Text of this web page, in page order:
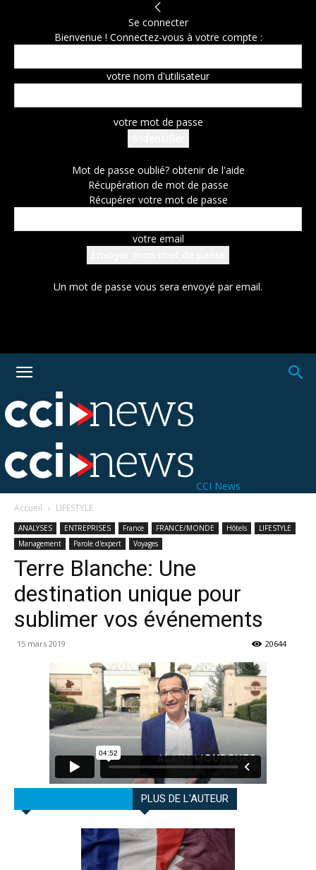
Se connecter
Bienvenue ! Connectez-vous à votre compte :
votre nom d'utilisateur
votre mot de passe
Mot de passe oublié? obtenir de l'aide
Récupération de mot de passe
Récupérer votre mot de passe
votre email
Un mot de passe vous sera envoyé par email.
CCI News
Accueil LIFESTYLE
ANALYSES ENTREPRISES France FRANCE/MONDE Hôtels
LIFESTYLE
Management
Parole d'expert Voyages
Terre Blanche: Une
destination unique pour
sublimer vos événements
15 mars 2019 20644
PLUS DE L'AUTEUR